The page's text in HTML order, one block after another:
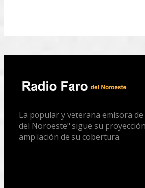
La popular y veterana emisora
del Noroeste" sigue su
ampliación de su cobertura.